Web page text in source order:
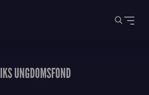
IKS UNGDOMSFOND